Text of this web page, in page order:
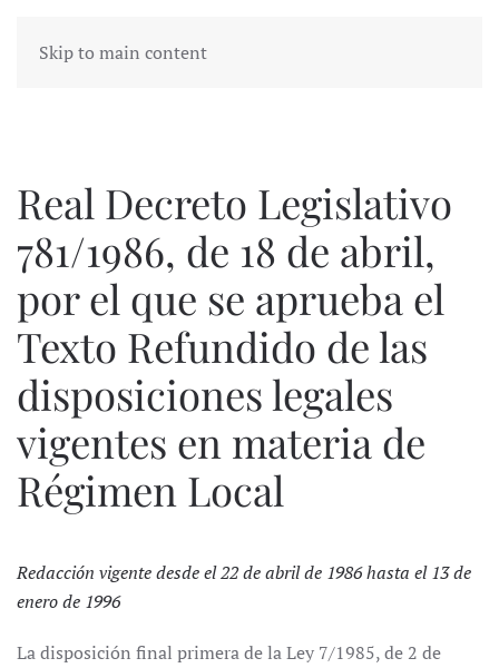
Skip to main content
Real Decreto Legislativo
781/1986, de 18 de abril,
por el que se aprueba el
Texto Refundido de las
disposiciones legales
vigentes en materia de
Régimen Local
Redacción vigente desde el 22 de abril de 1986 hasta el 13 de
enero de 1996
La disposición final primera de la Ley 7/1985, de 2 de